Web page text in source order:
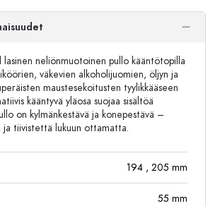
neliönmuotoinen pullo kääntötopilla
väkevien alkoholijuomien, öljyn ja
maustesekoitusten tyylikkääseen
kääntyvä yläosa suojaa sisältöä
on kylmänkestävä ja konepestävä –
ja tiivistettä lukuun ottamatta.
194 , 205 mm
55 mm